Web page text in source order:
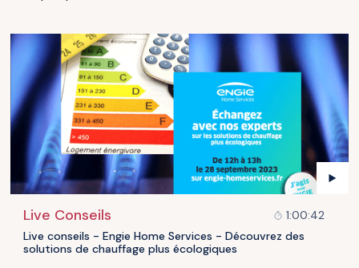
Live Conseils
1:00:42
Live conseils - Engie Home Services - Découvrez des
solutions de chauffage plus écologiques